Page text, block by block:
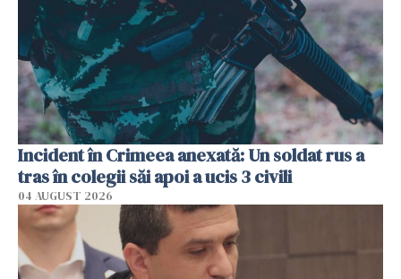
Incident în Crimeea anexată: Un soldat rus a
tras în colegii săi apoi a ucis 3 civili
04 AUGUST 2026